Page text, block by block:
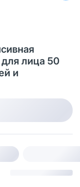
лица 50
и